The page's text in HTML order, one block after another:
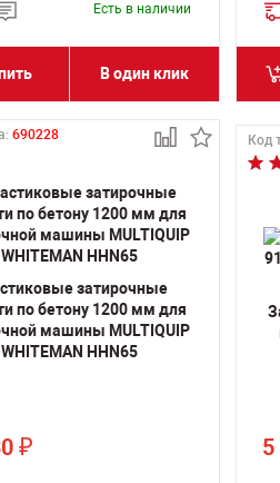
Есть в наличии
В один клик
690228
затирочные
по бетону 1200 мм для
машины MULTIQUIP
WHITEMAN HHN65
₽
Код